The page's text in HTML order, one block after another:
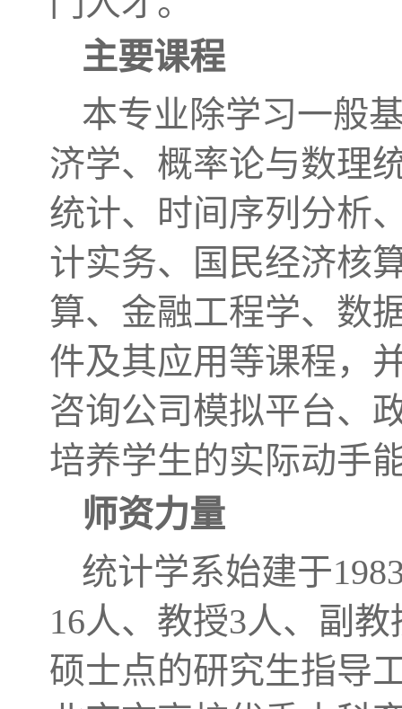
主要课程
本专业除学习一般
济学、概率论与数理
统计、时间序列分析
计实务、国民经济核
算、金融工程学、数
件及其应用等课程，
咨询公司模拟平台、
培养学生的实际动手
师资力量
统计学系始建于
16人、教授3人、副
硕士点的研究生指导